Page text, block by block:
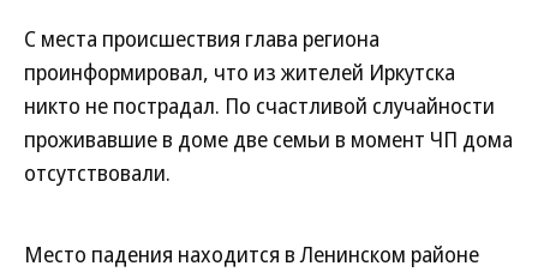
С места происшествия глава региона
проинформировал, что из жителей Иркутска
никто не пострадал. По счастливой случайности
проживавшие в доме две семьи в момент ЧП дома
отсутствовали.
Место падения находится в Ленинском районе